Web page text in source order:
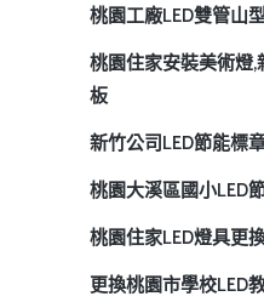
桃園工廠LED雙管山
桃園住家安裝美術燈
板
新竹公司LED節能標
桃園大溪區國小LED
桃園住家LED燈具更
更換桃園市學校LED